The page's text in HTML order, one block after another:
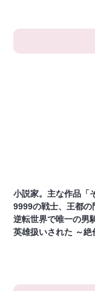
小説家。主な作品「
9999の戦士、王都
逆転世界で唯一の男
英雄扱いされた ～絶